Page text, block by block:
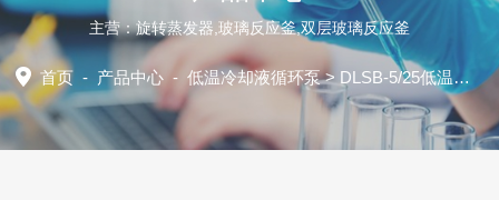
主营：旋转蒸发器,玻璃反应釜,双层玻璃反应釜
首页 - 产品中心 -低温冷却液循环泵> DLSB-5/25低温冷却循环泵